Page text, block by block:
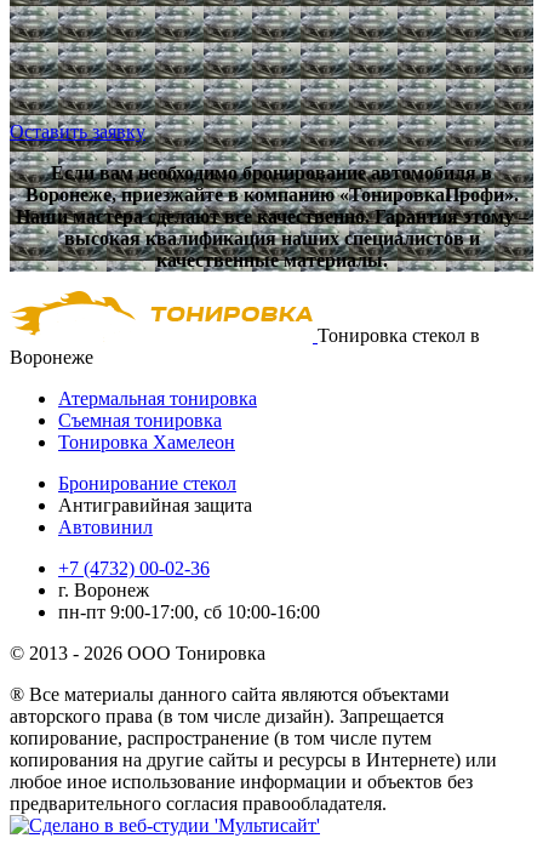
Оставить заявку
Если вам необходимо бронирование автомобиля в
Воронеже, приезжайте в компанию «ТонировкаПрофи».
Наши мастера сделают все качественно. Гарантия этому –
высокая квалификация наших специалистов и
качественные материалы.
Тонировка стекол в
Воронеже
Атермальная тонировка
Съемная тонировка
Тонировка Хамелеон
Бронирование стекол
Антигравийная защита
Автовинил
+7 (4732) 00-02-36
г. Воронеж
пн-пт 9:00-17:00, сб 10:00-16:00
© 2013 - 2026 ООО Тонировка
® Все материалы данного сайта являются объектами
авторского права (в том числе дизайн). Запрещается
копирование, распространение (в том числе путем
копирования на другие сайты и ресурсы в Интернете) или
любое иное использование информации и объектов без
предварительного согласия правообладателя.